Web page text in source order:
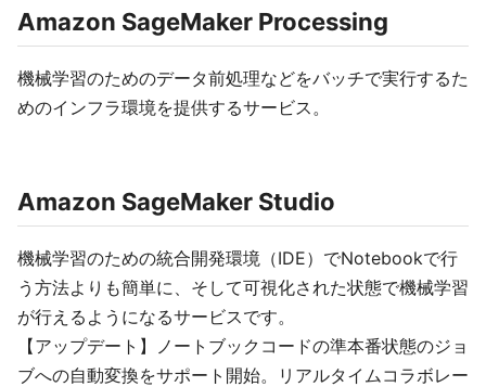
Amazon SageMaker Processing
機械学習のためのデータ前処理などをバッチで実行するた
めのインフラ環境を提供するサービス。
Amazon SageMaker Studio
機械学習のための統合開発環境（IDE）でNotebookで行
う方法よりも簡単に、そして可視化された状態で機械学習
が行えるようになるサービスです。
【アップデート】ノートブックコードの準本番状態のジョ
ブへの自動変換をサポート開始。リアルタイムコラボレー